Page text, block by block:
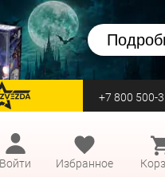
перейти на Zvezda +7 800 500-
Войти
Избранное